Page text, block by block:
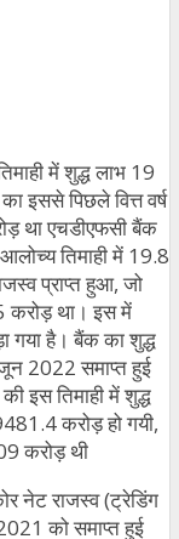
में शुद्ध लाभ 19
इससे पिछले वित्त वर्ष
था एचडीएफसी बैंक
तिमाही में 19.8
प्राप्त हुआ, जो
करोड़ था। इस में
गया है। बैंक का शुद्ध
2022 समाप्त हुई
इस तिमाही में शुद्ध
करोड़ हो गयी,
करोड़ थी
नेट राजस्व (ट्रेडिंग
को समाप्त हुई